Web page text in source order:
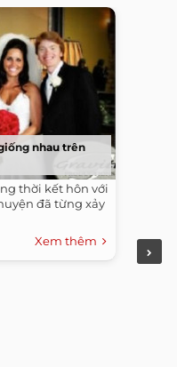
nhau trên
thời kết hôn với
đã từng xảy
Xem thêm